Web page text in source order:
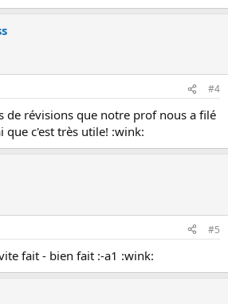
#4
de révisions que notre prof nous a filé
que c'est très utile! :wink:
#5
fait - bien fait :-a1 :wink: